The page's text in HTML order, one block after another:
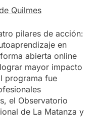
Quilmes
pilares de acción:
en
abierta online
mayor impacto
programa fue
el Observatorio
de La Matanza y